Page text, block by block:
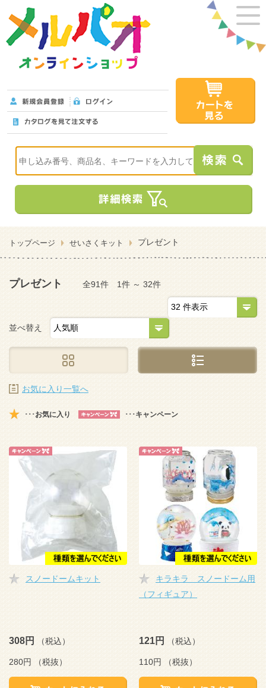
トップページ せいさくキット プレゼント
プレゼント 全91件 1件 ～ 32件
並べ替え
お気に入り一覧へ
･･･お気に入り ･･･キャンペーン
スノードームキット
308円 （税込）
280円 （税抜）
キラキラ スノードーム用
（フィギュア）
121円 （税込）
110円 （税抜）